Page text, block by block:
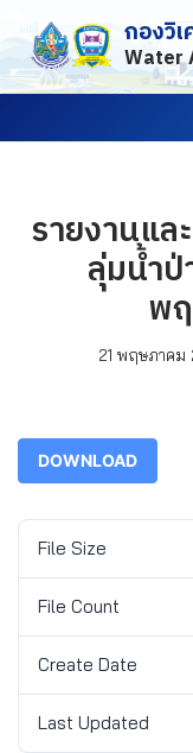
Skip
to
กองวิ
Water
รายงานแ
ลุ่มน้ำ
พ
21 พฤษภาคม
DOWNLOAD
File Size
File Count
Create Date
Last Updated